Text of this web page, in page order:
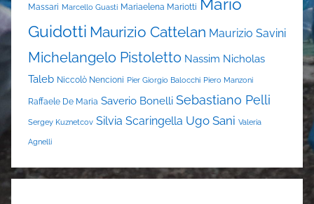
Massari Marcello Guasti Mariaelena Mariotti Mario
Guidotti Maurizio Cattelan Maurizio Savini
Michelangelo Pistoletto Nassim Nicholas
Taleb Niccolò Nencioni Pier Giorgio Balocchi Piero Manzoni
Raffaele De Maria Saverio Bonelli Sebastiano Pelli
Sergey Kuznetcov Silvia Scaringella Ugo Sani Valeria
Agnelli